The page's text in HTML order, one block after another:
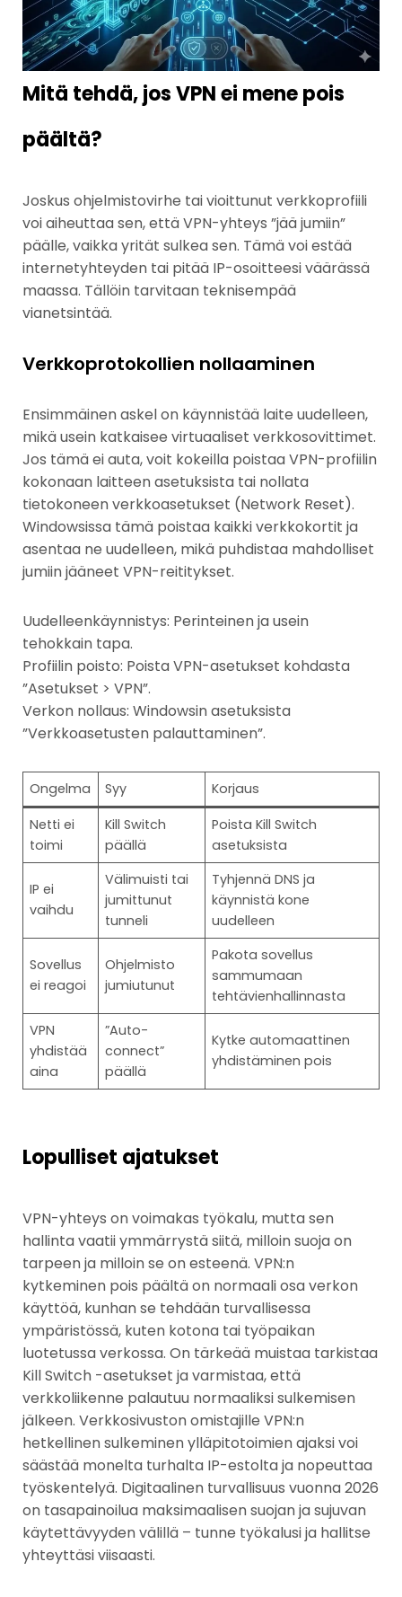
Mitä tehdä, jos VPN ei mene pois
päältä?
Joskus ohjelmistovirhe tai vioittunut verkkoprofiili
voi aiheuttaa sen, että VPN-yhteys ”jää jumiin”
päälle, vaikka yrität sulkea sen. Tämä voi estää
internetyhteyden tai pitää IP-osoitteesi väärässä
maassa. Tällöin tarvitaan teknisempää
vianetsintää.
Verkkoprotokollien nollaaminen
Ensimmäinen askel on käynnistää laite uudelleen,
mikä usein katkaisee virtuaaliset verkkosovittimet.
Jos tämä ei auta, voit kokeilla poistaa VPN-profiilin
kokonaan laitteen asetuksista tai nollata
tietokoneen verkkoasetukset (Network Reset).
Windowsissa tämä poistaa kaikki verkkokortit ja
asentaa ne uudelleen, mikä puhdistaa mahdolliset
jumiin jääneet VPN-reititykset.
Uudelleenkäynnistys: Perinteinen ja usein
tehokkain tapa.
Profiilin poisto: Poista VPN-asetukset kohdasta
”Asetukset > VPN”.
Verkon nollaus: Windowsin asetuksista
”Verkkoasetusten palauttaminen”.
Ongelma Syy
Korjaus
Netti ei
toimi
Kill Switch
päällä
Poista Kill Switch
asetuksista
IP ei
vaihdu
Välimuisti tai
jumittunut
tunneli
Tyhjennä DNS ja
käynnistä kone
uudelleen
Sovellus
ei reagoi
Ohjelmisto
jumiutunut
Pakota sovellus
sammumaan
tehtävienhallinnasta
VPN
yhdistää
aina
”Auto-
connect”
päällä
Kytke automaattinen
yhdistäminen pois
Lopulliset ajatukset
VPN-yhteys on voimakas työkalu, mutta sen
hallinta vaatii ymmärrystä siitä, milloin suoja on
tarpeen ja milloin se on esteenä. VPN:n
kytkeminen pois päältä on normaali osa verkon
käyttöä, kunhan se tehdään turvallisessa
ympäristössä, kuten kotona tai työpaikan
luotetussa verkossa. On tärkeää muistaa tarkistaa
Kill Switch -asetukset ja varmistaa, että
verkkoliikenne palautuu normaaliksi sulkemisen
jälkeen. Verkkosivuston omistajille VPN:n
hetkellinen sulkeminen ylläpitotoimien ajaksi voi
säästää monelta turhalta IP-estolta ja nopeuttaa
työskentelyä. Digitaalinen turvallisuus vuonna 2026
on tasapainoilua maksimaalisen suojan ja sujuvan
käytettävyyden välillä – tunne työkalusi ja hallitse
yhteyttäsi viisaasti.